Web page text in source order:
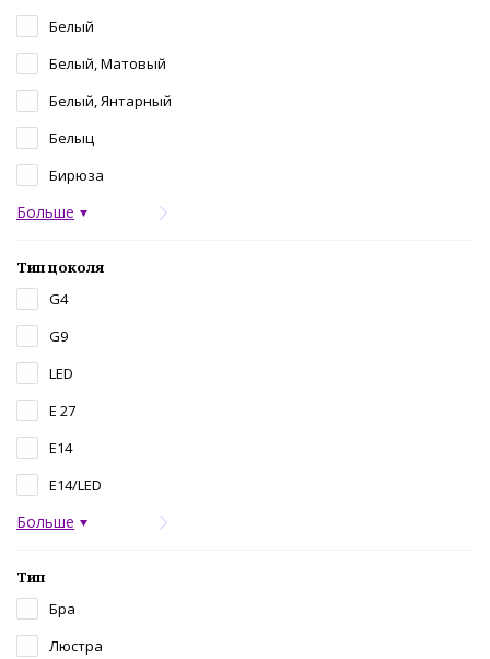
Белый
Белый, Матовый
Белый, Янтарный
Белыц
Бирюза
Больше
Тип цоколя
G4
G9
LED
Е 27
Е14
Е14/LED
Больше
Тип
Бра
Люстра